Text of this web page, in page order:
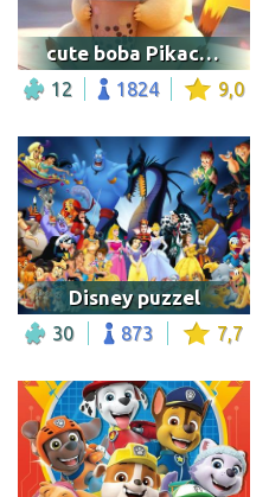
cute boba Pikachu
12 1824 9,0
Disney puzzel
30 873 7,7